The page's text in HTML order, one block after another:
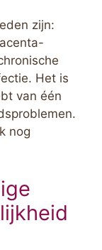
zijn:
Het is
van één
nog